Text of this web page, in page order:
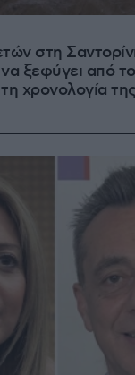
στη
ξεφύγει από
χρονολογία